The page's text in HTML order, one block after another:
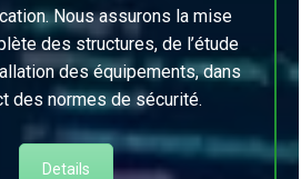
Nous assurons la mise
des structures, de l’étude
des équipements, dans
des normes de sécurité.
Details